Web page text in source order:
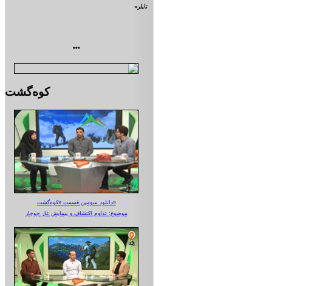
تايلر»
***
کوه‌گشت
دانلود سومین قسمت «کوه‌گشت»
موضوع: تداوم اکتشاف و پیمایش غار جوجار